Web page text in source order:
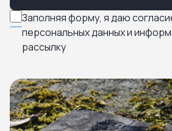
Заполняя форму, я даю
персональных данных и
рассылку